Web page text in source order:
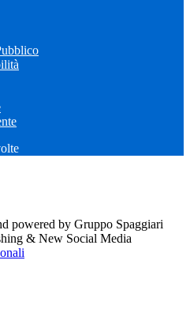
powered by Gruppo Spaggiari
& New Social Media